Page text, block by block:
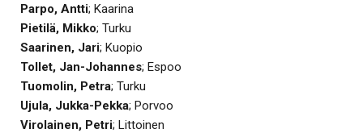
Parpo, Antti; Kaarina
Pietilä, Mikko; Turku
Saarinen, Jari; Kuopio
Tollet, Jan-Johannes; Espoo
Tuomolin, Petra; Turku
Ujula, Jukka-Pekka; Porvoo
Virolainen, Petri; Littoinen